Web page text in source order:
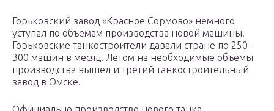
Горьковский завод «Красное Сормово» немного
уступал по объемам производства новой машины.
Горьковские танкостроители давали стране по 250-
300 машин в месяц. Летом на необходимые объемы
производства вышел и третий танкостроительный
завод в Омске.